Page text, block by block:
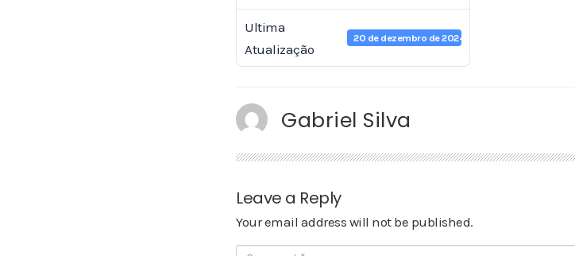
Ultima
Atualização
20 de dezembro de 2024
Gabriel Silva
Leave a Reply
Your email address will not be published.